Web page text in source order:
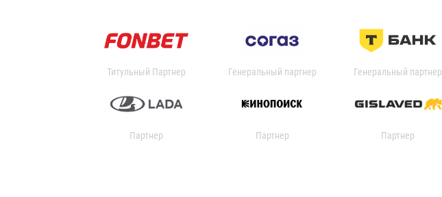
Титульный Партнер Генеральный партнер Генеральный партнер
Партнер Партнер Партнер